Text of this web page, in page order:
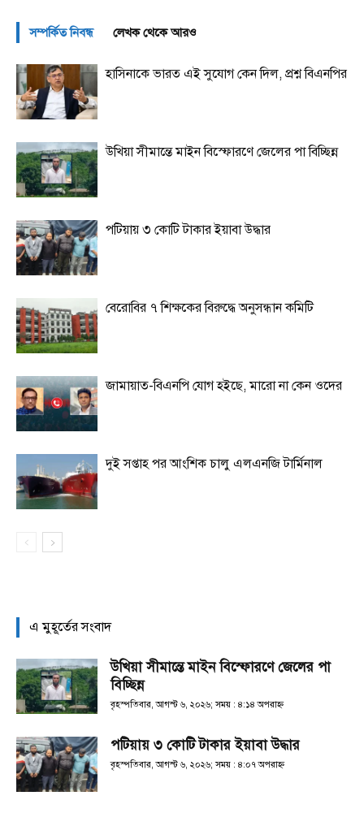
সম্পর্কিত নিবন্ধ লেখক থেকে আরও
হাসিনাকে ভারত এই সুযোগ কেন দিল, প্রশ্ন বিএনপির
উখিয়া সীমান্তে মাইন বিস্ফোরণে জেলের পা বিচ্ছিন্ন
পটিয়ায় ৩ কোটি টাকার ইয়াবা উদ্ধার
বেরোবির ৭ শিক্ষকের বিরুদ্ধে অনুসন্ধান কমিটি
জামায়াত-বিএনপি যোগ হইছে, মারো না কেন ওদের
দুই সপ্তাহ পর আংশিক চালু এলএনজি টার্মিনাল
এ মুহূর্তের সংবাদ
উখিয়া সীমান্তে মাইন বিস্ফোরণে জেলের পা
বিচ্ছিন্ন
বৃহস্পতিবার, আগস্ট ৬, ২০২৬; সময় : ৪:১৪ অপরাহ্ণ
পটিয়ায় ৩ কোটি টাকার ইয়াবা উদ্ধার
বৃহস্পতিবার, আগস্ট ৬, ২০২৬; সময় : ৪:০৭ অপরাহ্ণ